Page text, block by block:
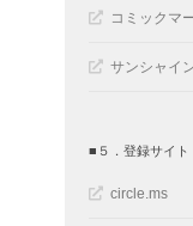
コミックマ
サンシャイ
■５．登録サイト
circle.ms